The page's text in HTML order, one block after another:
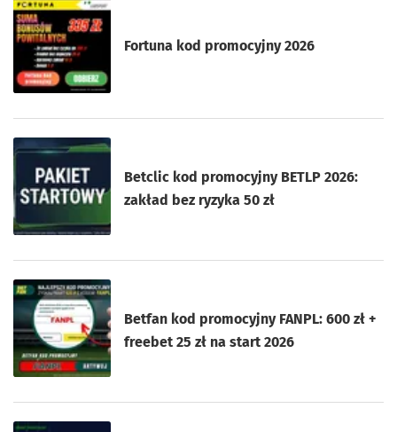
Fortuna kod promocyjny 2026
Betclic kod promocyjny BETLP 2026:
zakład bez ryzyka 50 zł
Betfan kod promocyjny FANPL: 600 zł +
freebet 25 zł na start 2026